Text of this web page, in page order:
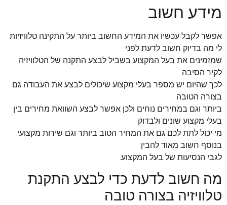
מידע חשוב
אפשר לקבל עכשיו את המידע החשוב ביותר על התקינה טלוויזיות
לי מה בדיוק חשוב לדעת לפני
שמזמינים את בעל המקצוע בשביל לבצע התקנה של הטלוויזיה
לקיר הסיבה
לכך שהיום יש מספר בעלי מקצוע שיכולים לבצע את העבודה גם
בצורה הטובה
ביותר וגם במחירים נוחים ולכן אפשר לבצע השוואת מחירים בין
בעלי מקצוע שונים ולבדוק
מי יכול לתת לכם גם את המחיר הטוב ביותר וגם שירות מקצועי
בנוסף חשוב מאוד להבין
לגבי הנסיעות של בעל המקצוע.
מה חשוב לדעת כדי לבצע התקנת
טלוויזיה בצורה טובה